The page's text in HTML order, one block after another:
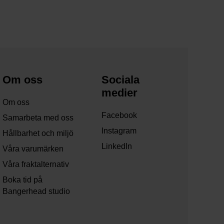
Om oss
Om oss
Samarbeta med oss
Hållbarhet och miljö
Våra varumärken
Våra fraktalternativ
Boka tid på
Bangerhead studio
Sociala
medier
Facebook
Instagram
LinkedIn